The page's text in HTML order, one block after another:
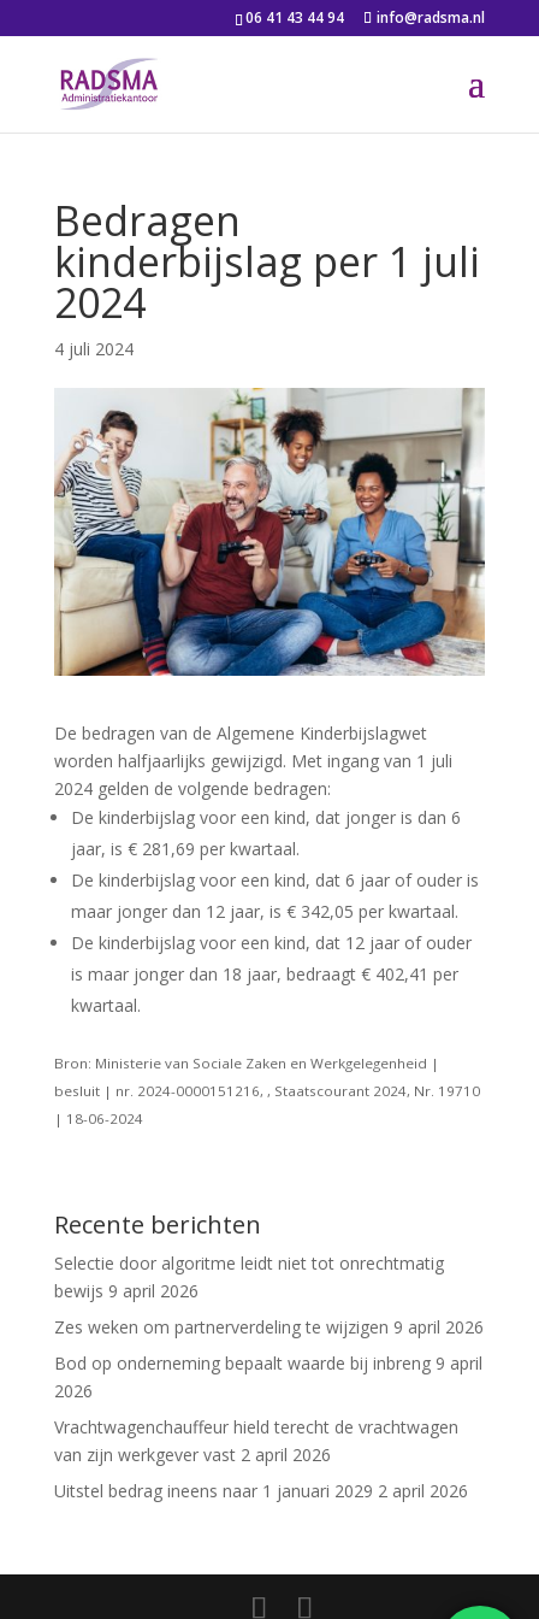
06 41 43 44 94 info@radsma.nl
Bedragen
kinderbijslag per 1 juli
2024
4 juli 2024
De bedragen van de Algemene Kinderbijslagwet
worden halfjaarlijks gewijzigd. Met ingang van 1 juli
2024 gelden de volgende bedragen:
De kinderbijslag voor een kind, dat jonger is dan 6
jaar, is € 281,69 per kwartaal.
De kinderbijslag voor een kind, dat 6 jaar of ouder is
maar jonger dan 12 jaar, is € 342,05 per kwartaal.
De kinderbijslag voor een kind, dat 12 jaar of ouder
is maar jonger dan 18 jaar, bedraagt € 402,41 per
kwartaal.
Bron: Ministerie van Sociale Zaken en Werkgelegenheid |
besluit | nr. 2024-0000151216, , Staatscourant 2024, Nr. 19710
| 18-06-2024
Recente berichten
Selectie door algoritme leidt niet tot onrechtmatig
bewijs 9 april 2026
Zes weken om partnerverdeling te wijzigen 9 april 2026
Bod op onderneming bepaalt waarde bij inbreng 9 april
2026
Vrachtwagenchauffeur hield terecht de vrachtwagen
van zijn werkgever vast 2 april 2026
Uitstel bedrag ineens naar 1 januari 2029 2 april 2026